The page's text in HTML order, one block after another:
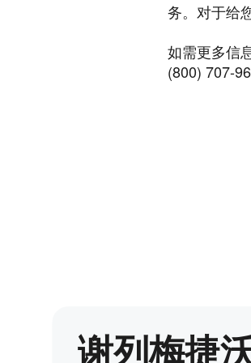
务。对于给
如需更多信
(800) 707-
谢列梅捷